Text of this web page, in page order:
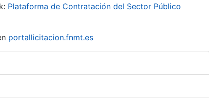
Plataforma de Contratación del Sector Público
portallicitacion.fnmt.es